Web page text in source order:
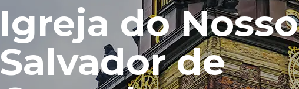
Igreja do Nosso
Salvador de